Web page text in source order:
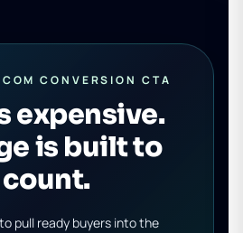
CONVERSION CTA
expensive.
is built to
pull ready buyers into the